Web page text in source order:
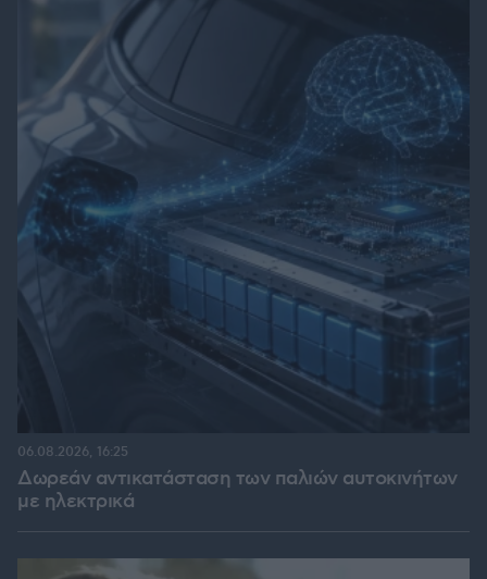
Δωρεάν αντικατάσταση των παλιών αυτοκινήτων
με ηλεκτρικά
06.08.2026, 16:25